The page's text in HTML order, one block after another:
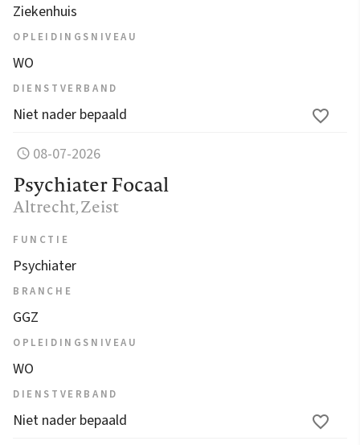
Ziekenhuis
OPLEIDINGSNIVEAU
WO
DIENSTVERBAND
Niet nader bepaald
08-07-2026
Psychiater Focaal
Altrecht, Zeist
FUNCTIE
Psychiater
BRANCHE
GGZ
OPLEIDINGSNIVEAU
WO
DIENSTVERBAND
Niet nader bepaald